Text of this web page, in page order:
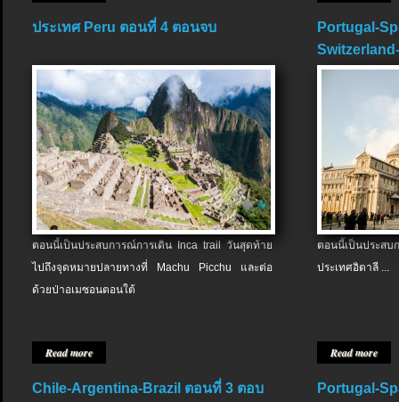
ประเทศ Peru ตอนที่ 4 ตอนจบ
ตอนนี้เป็นประสบการณ์การเดิน Inca trail วันสุดท้าย
ไปถึงจุดหมายปลายทางที่ Machu Picchu และต่อ
ด้วยป่าอเมซอนตอนใต้
Read more
Portugal-
ตอนนี้เป็นประส
ประเทศอิตาลี ...
Read more
Chile-Argentina-Brazil ตอนที่ 3 ตอบ
Portugal-